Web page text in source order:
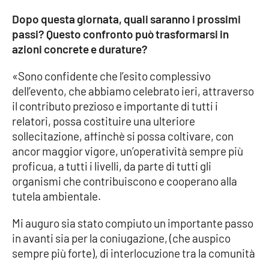
Dopo questa giornata, quali saranno i prossimi
passi? Questo confronto può trasformarsi in
azioni concrete e durature?
«Sono confidente che l’esito complessivo
dell’evento, che abbiamo celebrato ieri, attraverso
il contributo prezioso e importante di tutti i
relatori, possa costituire una ulteriore
sollecitazione, affinchè si possa coltivare, con
ancor maggior vigore, un’operatività sempre più
proficua, a tutti i livelli, da parte di tutti gli
organismi che contribuiscono e cooperano alla
tutela ambientale.
Mi auguro sia stato compiuto un importante passo
in avanti sia per la coniugazione, (che auspico
sempre più forte), di interlocuzione tra la comunità